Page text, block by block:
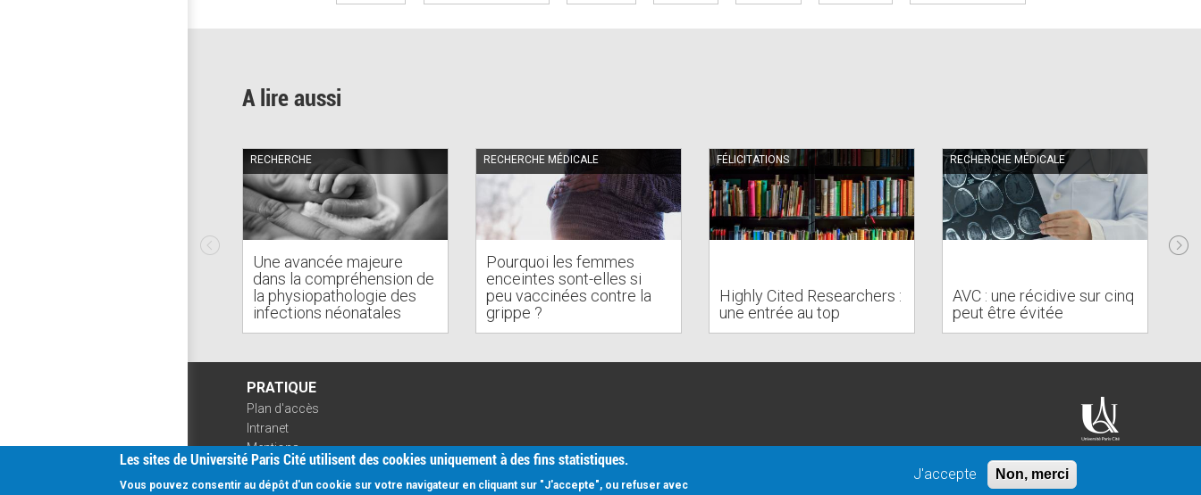
mail)
A lire aussi
RECHERCHE
Une avancée majeure
dans la compréhension de
la physiopathologie des
infections néonatales
RECHERCHE MÉDICALE
Pourquoi les femmes
enceintes sont-elles si
peu vaccinées contre la
grippe ?
FÉLICITATIONS
Highly Cited Researchers :
une entrée au top
RECHERCHE MÉDICALE
AVC : une récidive sur cinq
peut être évitée
PRATIQUE
Plan d'accès
Intranet
Mentions
légales
Données
Les sites de Université Paris Cité utilisent des cookies uniquement à des fins statistiques.
Vous pouvez consentir au dépôt d'un cookie sur votre navigateur en cliquant sur "J'accepte", ou refuser avec
J'accepte Non, merci